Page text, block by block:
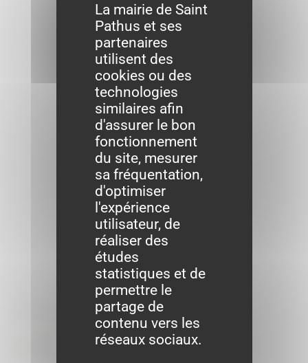
Formalités
administratives
La mairie de Saint
Pathus et ses
partenaires
utilisent des
cookies ou des
technologies
similaires afin
d'assurer le bon
fonctionnement
du site, mesurer
sa fréquentation,
d'optimiser
l'expérience
utilisateur, de
réaliser des
études
statistiques et de
permettre le
partage de
contenu vers les
réseaux sociaux.